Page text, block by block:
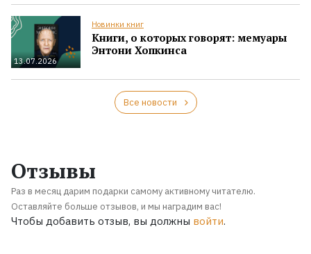
13.07.2026
Новинки книг
Книги, о которых говорят: мемуары
Энтони Хопкинса
Все новости
Отзывы
Раз в месяц дарим подарки самому активному читателю.
Оставляйте больше отзывов, и мы наградим вас!
Чтобы добавить отзыв, вы должны войти.